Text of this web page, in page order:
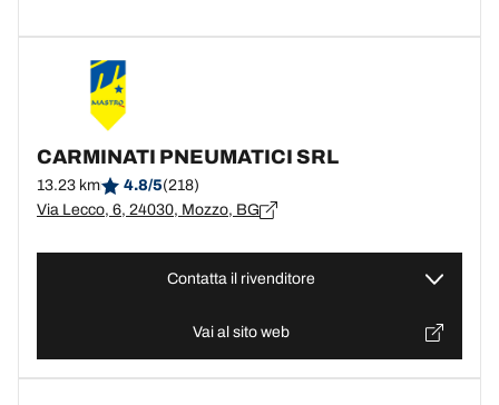
CARMINATI PNEUMATICI SRL
13.23 km 4.8/5(218)
Via Lecco, 6, 24030, Mozzo, BG
Contatta il rivenditore
Vai al sito web